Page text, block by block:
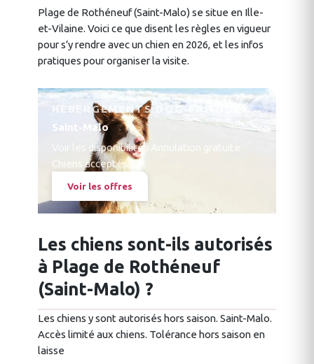
Plage de Rothéneuf (Saint-Malo) se situe en Ille-
et-Vilaine. Voici ce que disent les règles en vigueur
pour s’y rendre avec un chien en 2026, et les infos
pratiques pour organiser la visite.
HÉBERGEMENTS DOG-FRIENDLY
Saint-Malo
Voir les disponibilités
Annulation gratuite
Chiens acceptés
Voir les offres
Les chiens sont-ils autorisés
à Plage de Rothéneuf
(Saint-Malo) ?
Les chiens y sont autorisés hors saison. Saint-Malo.
Accès limité aux chiens. Tolérance hors saison en
laisse